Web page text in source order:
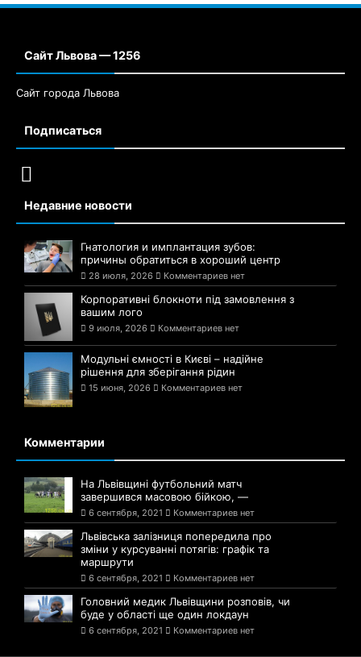
Сайт Львова — 1256
Сайт города Львова
Подписаться
Недавние новости
Гнатология и имплантация зубов:
причины обратиться в хороший центр
28 июля, 2026 Комментариев нет
Корпоративні блокноти під замовлення з
вашим лого
9 июля, 2026 Комментариев нет
Модульні ємності в Києві – надійне
рішення для зберігання рідин
15 июня, 2026 Комментариев нет
Комментарии
На Львівщині футбольний матч
завершився масовою бійкою, —
6 сентября, 2021 Комментариев нет
Львівська залізниця попередила про
зміни у курсуванні потягів: графік та
маршрути
6 сентября, 2021 Комментариев нет
Головний медик Львівщини розповів, чи
буде у області ще один локдаун
6 сентября, 2021 Комментариев нет